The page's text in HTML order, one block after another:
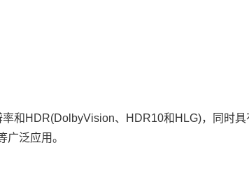
和HDR(DolbyVision、HDR10和HLG)，同时
泛应用。